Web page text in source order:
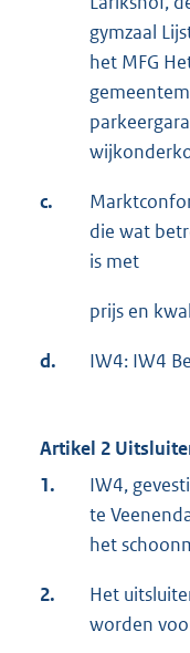
gymzaal
het MFG
c.
die wat
is met
prijs en
d. IW4: IW4
Artikel 2
1.
IW4,
te
het
2.
Het
worden